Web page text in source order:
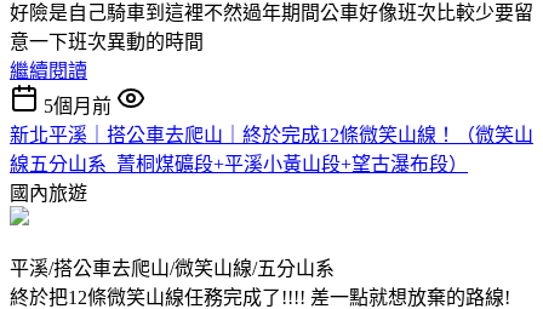
好險是自己騎車到這裡不然過年期間公車好像班次比較少要留
意一下班次異動的時間
繼續閱讀
5個月前
新北平溪｜搭公車去爬山｜終於完成12條微笑山線！（微笑山
線五分山系_菁桐煤礦段+平溪小黃山段+望古瀑布段）
國內旅遊
平溪/搭公車去爬山/微笑山線/五分山系
終於把12條微笑山線任務完成了!!!! 差一點就想放棄的路線!